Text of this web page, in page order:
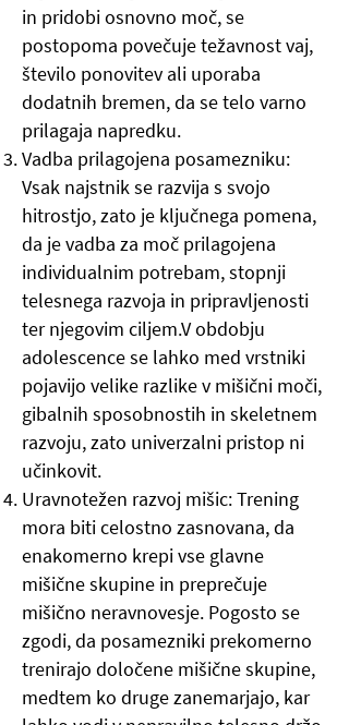
in pridobi osnovno moč, se
postopoma povečuje težavnost vaj,
število ponovitev ali uporaba
dodatnih bremen, da se telo varno
prilagaja napredku.
Vadba prilagojena posamezniku:
Vsak najstnik se razvija s svojo
hitrostjo, zato je ključnega pomena,
da je vadba za moč prilagojena
individualnim potrebam, stopnji
telesnega razvoja in pripravljenosti
ter njegovim ciljem.V obdobju
adolescence se lahko med vrstniki
pojavijo velike razlike v mišični moči,
gibalnih sposobnostih in skeletnem
razvoju, zato univerzalni pristop ni
učinkovit.
Uravnotežen razvoj mišic: Trening
mora biti celostno zasnovana, da
enakomerno krepi vse glavne
mišične skupine in preprečuje
mišično neravnovesje. Pogosto se
zgodi, da posamezniki prekomerno
trenirajo določene mišične skupine,
medtem ko druge zanemarjajo, kar